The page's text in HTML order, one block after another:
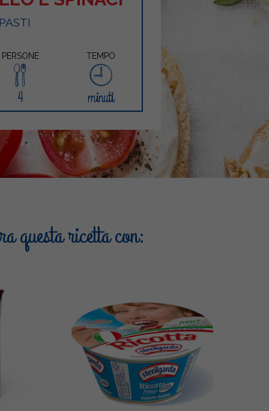
PERSONE TEMPO
4 minuti
questa ricetta con: